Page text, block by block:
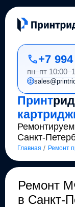
Принт
Санкт-
Главная / Ремонт
+7
пн–пт
Ремонт
в Санкт-